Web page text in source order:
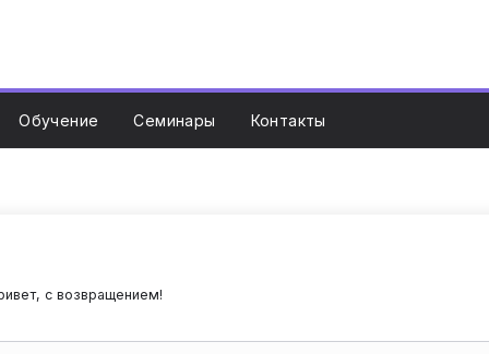
Обучение Семинары Контакты
с возвращением!